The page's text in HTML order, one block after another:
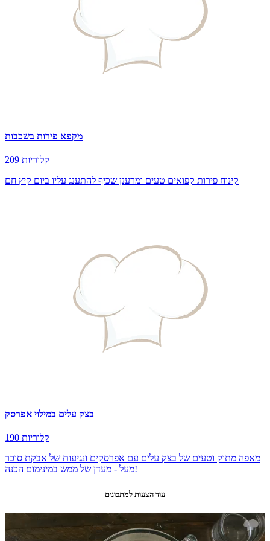
מקפא פירות בשכבות
209 קלוריות
קינוח פירות קפואים טעים ומרענן שכיף להתענג עליו ביום קיץ חם
בצק עלים במילוי אפרסק
190 קלוריות
מאפה מתוק וטעים של בצק עלים עם אפרסקים ונגיעות של אבקת סוכר
מעל - מעדן של ממש במינימום הכנה!
עוד הצעות למתכונים